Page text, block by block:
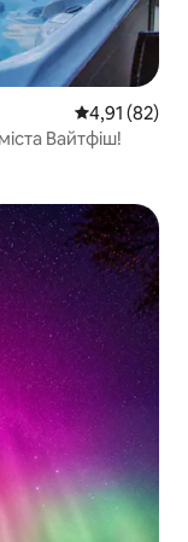
Середня
4,91 (82)
Вайтфіш!